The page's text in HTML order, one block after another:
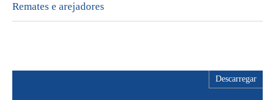
Remates e arejadores
Descarregar